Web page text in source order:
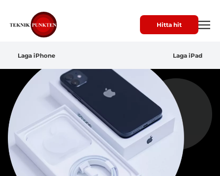
Hitta hit
Laga iPhone Laga iPad